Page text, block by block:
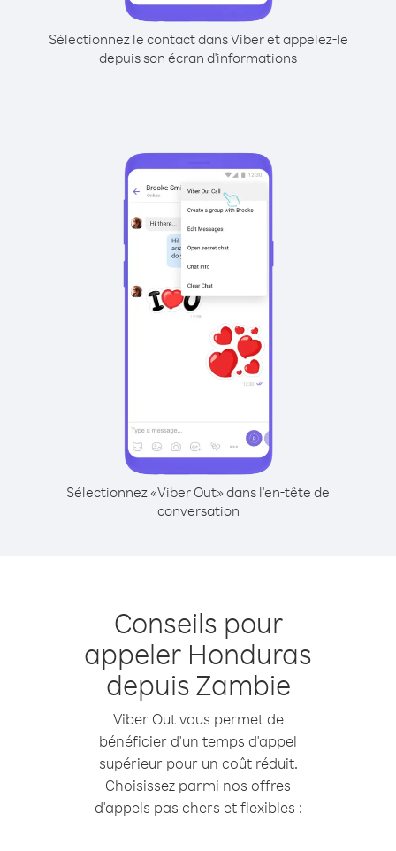
Sélectionnez le contact dans Viber et appelez-le
depuis son écran d'informations
Sélectionnez «Viber Out» dans l'en-tête de
conversation
Conseils pour
appeler Honduras
depuis Zambie
Viber Out vous permet de
bénéficier d'un temps d'appel
supérieur pour un coût réduit.
Choisissez parmi nos offres
d'appels pas chers et flexibles :